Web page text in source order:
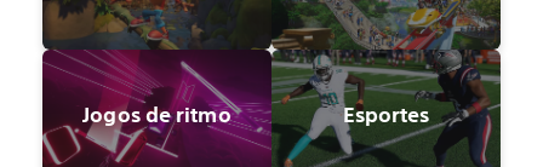
Jogos de ritmo Esportes